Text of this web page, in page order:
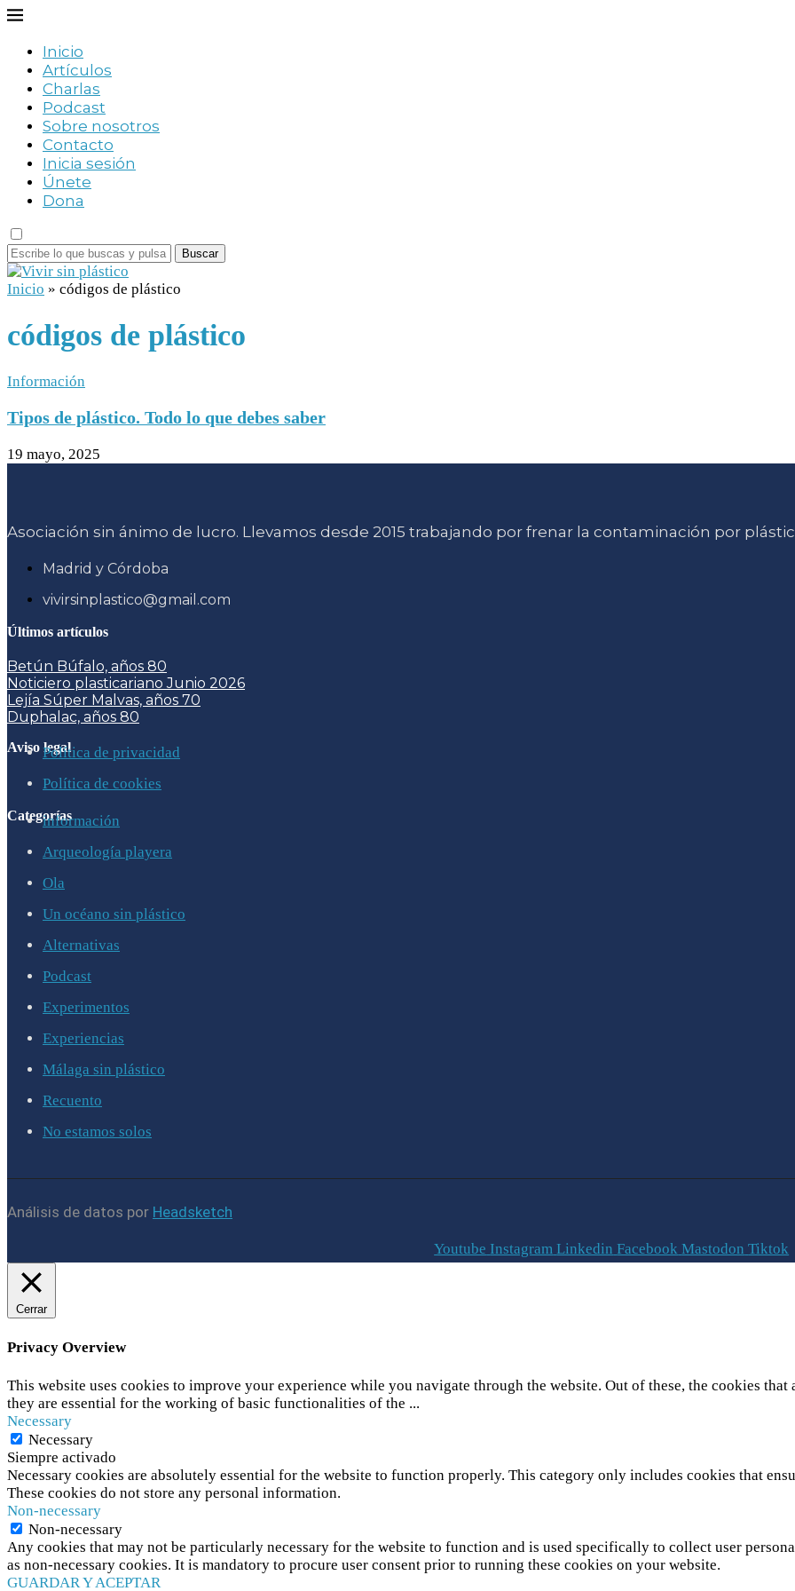
Inicio
Artículos
Charlas
Podcast
Sobre nosotros
Contacto
Inicia sesión
Únete
Dona
Buscar
Inicio » códigos de plástico
códigos de plástico
Información
Tipos de plástico. Todo lo que debes saber
19 mayo, 2025
Asociación sin ánimo de lucro. Llevamos desde 2015 trabajando por frenar la contaminación por
Madrid y Córdoba
vivirsinplastico@gmail.com
Últimos artículos
Betún Búfalo, años 80
Noticiero plasticariano Junio 2026
Lejía Súper Malvas, años 70
Duphalac, años 80
Aviso legalPolítica de privacidad
Política de cookies
Categoríasinformación
Arqueología playera
Ola
Un océano sin plástico
Alternativas
Podcast
Experimentos
Experiencias
Málaga sin plástico
Recuento
No estamos solos
Análisis de datos por Headsketch
Youtube Instagram Linkedin Facebook Mastodon Tiktok
Cerrar
Privacy Overview
This website uses cookies to improve your experience while you navigate through the website. Out of these, the cookies that
they are essential for the working of basic functionalities of the ...
Necessary
Necessary
Siempre activado
Necessary cookies are absolutely essential for the website to function properly. This category only includes cookies that
These cookies do not store any personal information.
Non-necessary
Non-necessary
Any cookies that may not be particularly necessary for the website to function and is used specifically to collect user
as non-necessary cookies. It is mandatory to procure user consent prior to running these cookies on your website.
GUARDAR Y ACEPTAR